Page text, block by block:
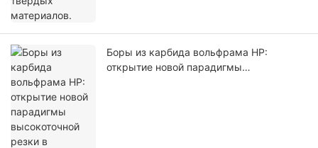
Боры из карбида вольфрама HP:
открытие новой парадигмы